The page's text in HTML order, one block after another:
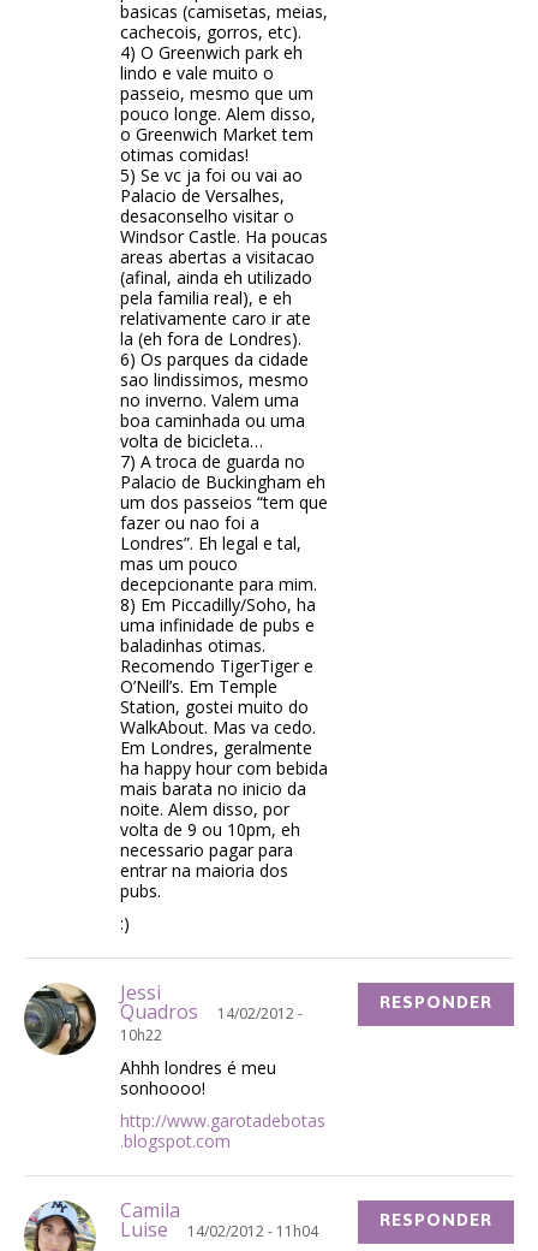
basicas (camisetas, meias,
cachecois, gorros, etc).
4) O Greenwich park eh
lindo e vale muito o
passeio, mesmo que um
pouco longe. Alem disso,
o Greenwich Market tem
otimas comidas!
5) Se vc ja foi ou vai ao
Palacio de Versalhes,
desaconselho visitar o
Windsor Castle. Ha poucas
areas abertas a visitacao
(afinal, ainda eh utilizado
pela familia real), e eh
relativamente caro ir ate
la (eh fora de Londres).
6) Os parques da cidade
sao lindissimos, mesmo
no inverno. Valem uma
boa caminhada ou uma
volta de bicicleta…
7) A troca de guarda no
Palacio de Buckingham eh
um dos passeios “tem que
fazer ou nao foi a
Londres”. Eh legal e tal,
mas um pouco
decepcionante para mim.
8) Em Piccadilly/Soho, ha
uma infinidade de pubs e
baladinhas otimas.
Recomendo TigerTiger e
O’Neill’s. Em Temple
Station, gostei muito do
WalkAbout. Mas va cedo.
Em Londres, geralmente
ha happy hour com bebida
mais barata no inicio da
noite. Alem disso, por
volta de 9 ou 10pm, eh
necessario pagar para
entrar na maioria dos
pubs.
:)
Jessi
Quadros
14/02/2012 -
10h22
Ahhh londres é meu
sonhoooo!
http://www.garotadebotas
.blogspot.com
RESPONDER
Camila
Luise 14/02/2012 - 11h04 RESPONDER